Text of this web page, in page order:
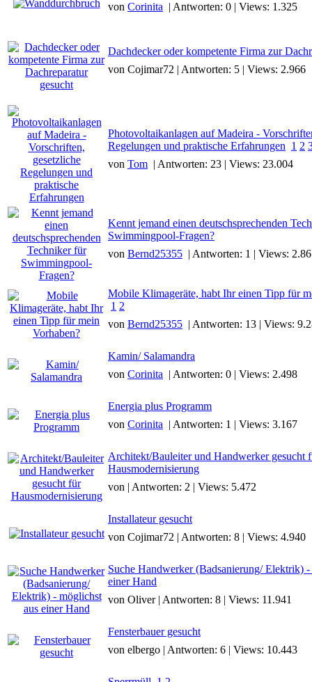
von Corinita | Antworten: 0 | Views: 1.325
Dachdecker oder kompetente Firma zur
von Cojimar72 | Antworten: 5 | Views: 2.966
Photovoltaikanlagen auf Madeira -
Regelungen und praktische Erfahrungen 1 2
von Tom | Antworten: 23 | Views: 23.004
Kennt jemand einen deutschsprechenden
Swimmingpool-Fragen?
von Bernd25355 | Antworten: 1 | Views:
Mobile Klimageräte, habt Ihr einen Tipp für
1 2
von Bernd25355 | Antworten: 13 | Views:
Kamin/ Salamandra
von Corinita | Antworten: 0 | Views: 2.498
Energia plus Programm
von Corinita | Antworten: 1 | Views: 3.167
Architekt/Bauleiter und Handwerker gesucht
Hausmodernisierung
von | Antworten: 2 | Views: 5.472
Installateur gesucht
von Cojimar72 | Antworten: 8 | Views: 4.940
Suche Handwerker (Badsanierung/ Elektrik)
einer Hand
von Oliver | Antworten: 8 | Views: 11.941
Fensterbauer gesucht
von elbergo | Antworten: 6 | Views: 10.443